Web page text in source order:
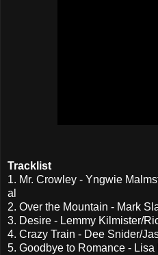
Tracklist
1. Mr. Crowley - Yngwie
al
2. Over the Mountain - Mark
3. Desire - Lemmy Kilmister/
4. Crazy Train - Dee Snider/
5. Goodbye to Romance -